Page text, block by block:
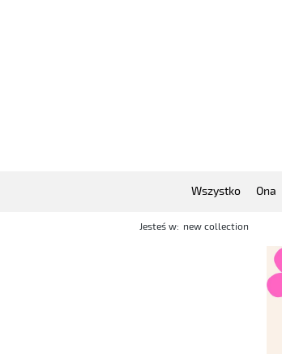
Wszystko Ona
Jesteś w: new collection